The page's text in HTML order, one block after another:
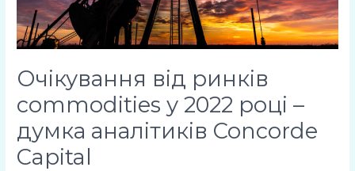
Очікування від ринків
commodities у 2022 році –
думка аналітиків Concorde
Capital
році
–
думка
Concorde
Capital